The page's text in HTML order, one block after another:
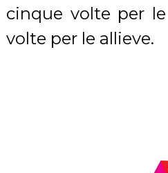
cinque volte per
volte per le allieve.